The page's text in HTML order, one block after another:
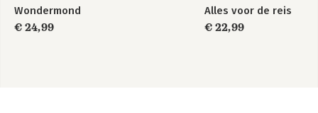
Wondermond
€ 24,99
Alles voor de reis
€ 22,99